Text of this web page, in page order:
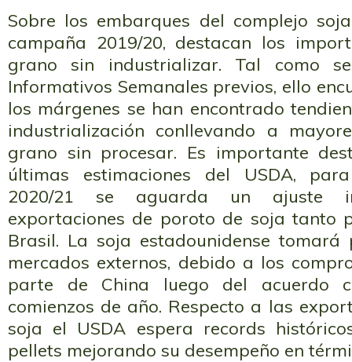
Sobre los embarques del complejo
campaña 2019/20, destacan los
grano sin industrializar. Tal como
Informativos Semanales previos, ello
los márgenes se han encontrado
industrialización conllevando a
grano sin procesar. Es importante
últimas estimaciones del USDA,
2020/21 se aguarda un ajuste
exportaciones de poroto de soja tanto
Brasil. La soja estadounidense tomará
mercados externos, debido a los
parte de China luego del acuerdo
comienzos de año. Respecto a las
soja el USDA espera records
pellets mejorando su desempeño en